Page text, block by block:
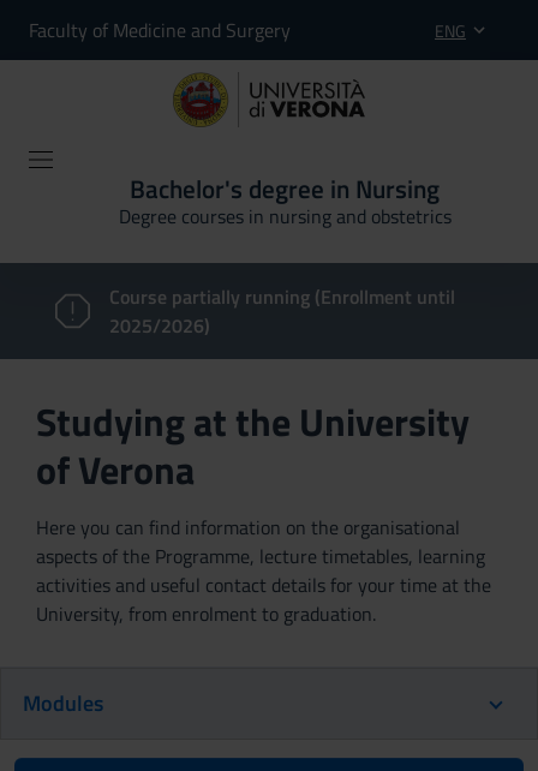
Faculty of Medicine and Surgery ENG
Bachelor's degree in Nursing
Degree courses in nursing and obstetrics
Course partially running (Enrollment until
2025/2026)
Studying at the University
of Verona
Here you can find information on the organisational
aspects of the Programme, lecture timetables, learning
activities and useful contact details for your time at the
University, from enrolment to graduation.
Modules